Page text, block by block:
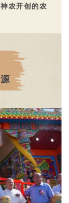
农开创的农